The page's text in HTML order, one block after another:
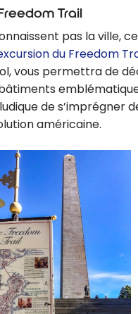
Trail
pas la ville,
du Freedom
vous permettra de
de s’imprégner
américaine.